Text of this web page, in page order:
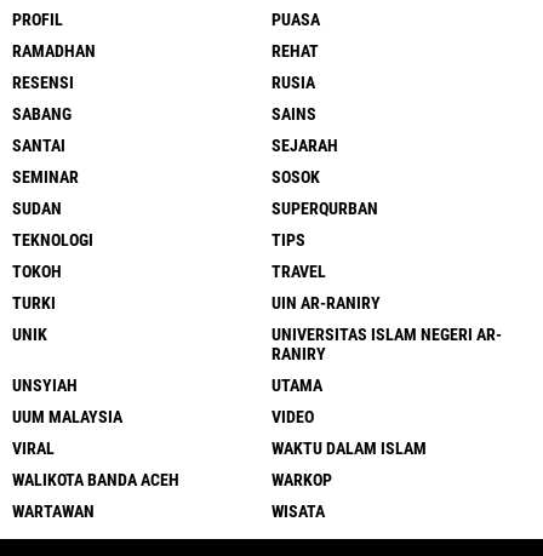
PROFIL
PUASA
RAMADHAN
REHAT
RESENSI
RUSIA
SABANG
SAINS
SANTAI
SEJARAH
SEMINAR
SOSOK
SUDAN
SUPERQURBAN
TEKNOLOGI
TIPS
TOKOH
TRAVEL
TURKI
UIN AR-RANIRY
UNIK
UNIVERSITAS ISLAM NEGERI AR-
RANIRY
UNSYIAH
UTAMA
UUM MALAYSIA
VIDEO
VIRAL
WAKTU DALAM ISLAM
WALIKOTA BANDA ACEH
WARKOP
WARTAWAN
WISATA